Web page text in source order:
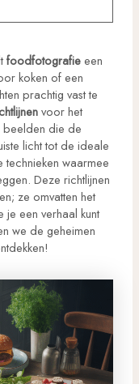
foodfotografieeen
koken of een
prachtig vast te
voor het
beelden die de
licht tot de ideale
technieken waarmee
Deze richtlijnen
ze omvatten het
je een verhaal kunt
we de geheimen